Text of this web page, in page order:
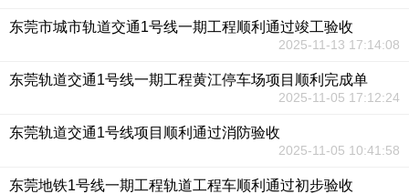
东莞市城市轨道交通1号线一期工程顺利通过竣工验收
2025-11-13 17:14:08
东莞轨道交通1号线一期工程黄江停车场项目顺利完成单
2025-11-05 17:12:24
东莞轨道交通1号线项目顺利通过消防验收
2025-11-05 10:41:58
东莞地铁1号线一期工程轨道工程车顺利通过初步验收